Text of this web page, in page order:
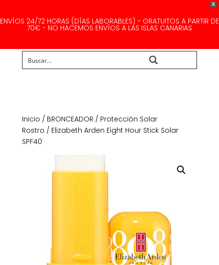
X
ENVÍOS 24/72 HORAS (DÍAS LABORABLES) - GRATUITOS A PARTIR DE
70€ - NO HACEMOS ENVÍOS A LAS ISLAS CANARIAS
Inicio / BRONCEADOR / Protección Solar
Rostro / Elizabeth Arden Eight Hour Stick Solar
SPF40